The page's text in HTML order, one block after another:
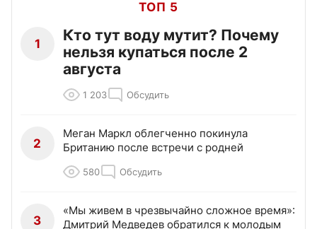
ТОП 5
1
Кто тут воду мутит? Почему
нельзя купаться после 2
августа
1 203 Обсудить
2
Меган Маркл облегченно покинула
Британию после встречи с родней
580 Обсудить
3
«Мы живем в чрезвычайно сложное время»:
Дмитрий Медведев обратился к молодым